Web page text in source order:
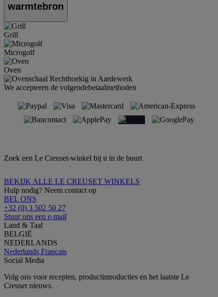
warmtebron
Grill
Microgolf
Oven
We accepteren de volgendebetaalmethoden
Zoek een Le Creuset-winkel bij u in de buurt
BEKIJK ALLE LE CREUSET WINKELS
Hulp nodig? Neem contact op
BEL ONS
+32 (0) 3 502 50 27
Stuur ons een e-mail
Land & Taal
BELGIË
NEDERLANDS
Nederlands Français
Social Media
Volg ons voor recepten, productintroducties en het laatste Le
Creuset nieuws.